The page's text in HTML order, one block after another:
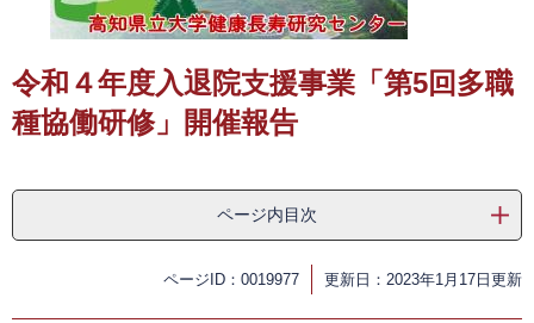
令和４年度入退院支援事業「第5回多職
種協働研修」開催報告
ページ内目次
ページID：0019977 更新日：2023年1月17日更新